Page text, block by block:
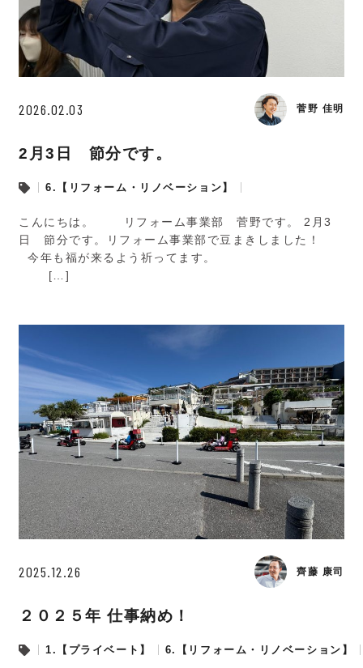
2026.02.03 菅野 佳明
2月3日 節分です。
6.【リフォーム・リノベーション】
こんにちは。 リフォーム事業部 菅野です。 2月3
日 節分です。リフォーム事業部で豆まきしました！
今年も福が来るよう祈ってます。
[…]
2025.12.26 齊藤 康司
２０２５年 仕事納め！
1.【プライベート】 6.【リフォーム・リノベーション】